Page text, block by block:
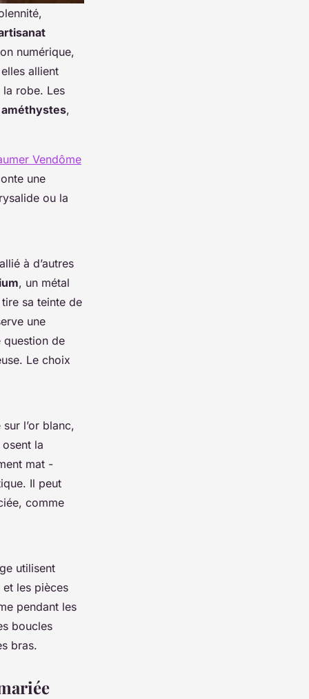
numérique,
allient
robe. Les
améthystes,
Vendôme
une
ou la
à d’autres
, un métal
sa teinte de
une
question de
Le choix
l’or blanc,
la
mat -
Il peut
comme
utilisent
les pièces
pendant les
boucles
bras.